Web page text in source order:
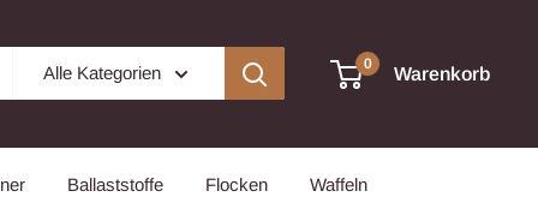
Alle Kategorien 0
Warenkorb
Ballaststoffe Flocken Waffeln